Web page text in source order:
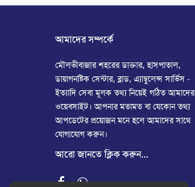
আমাদের সম্পর্কে
মৌলভীবাজার শহরের ডাক্তার, হাসপাতাল,
ডায়াগনষ্টিক সেন্টার, ব্লাড, এ্যাম্বুলেন্স সার্ভিস -
ইত্যাদি সেবা মূলক তথ্য নিয়েই গঠিত আমাদের
ওয়েবসাইট। আপনার মতামত বা যেকোন তথ্য
আপডেটের প্রয়োজন মনে হলে আমাদের সাথে
যোগাযোগ করুন।
আরো জানতে ক্লিক করুন...